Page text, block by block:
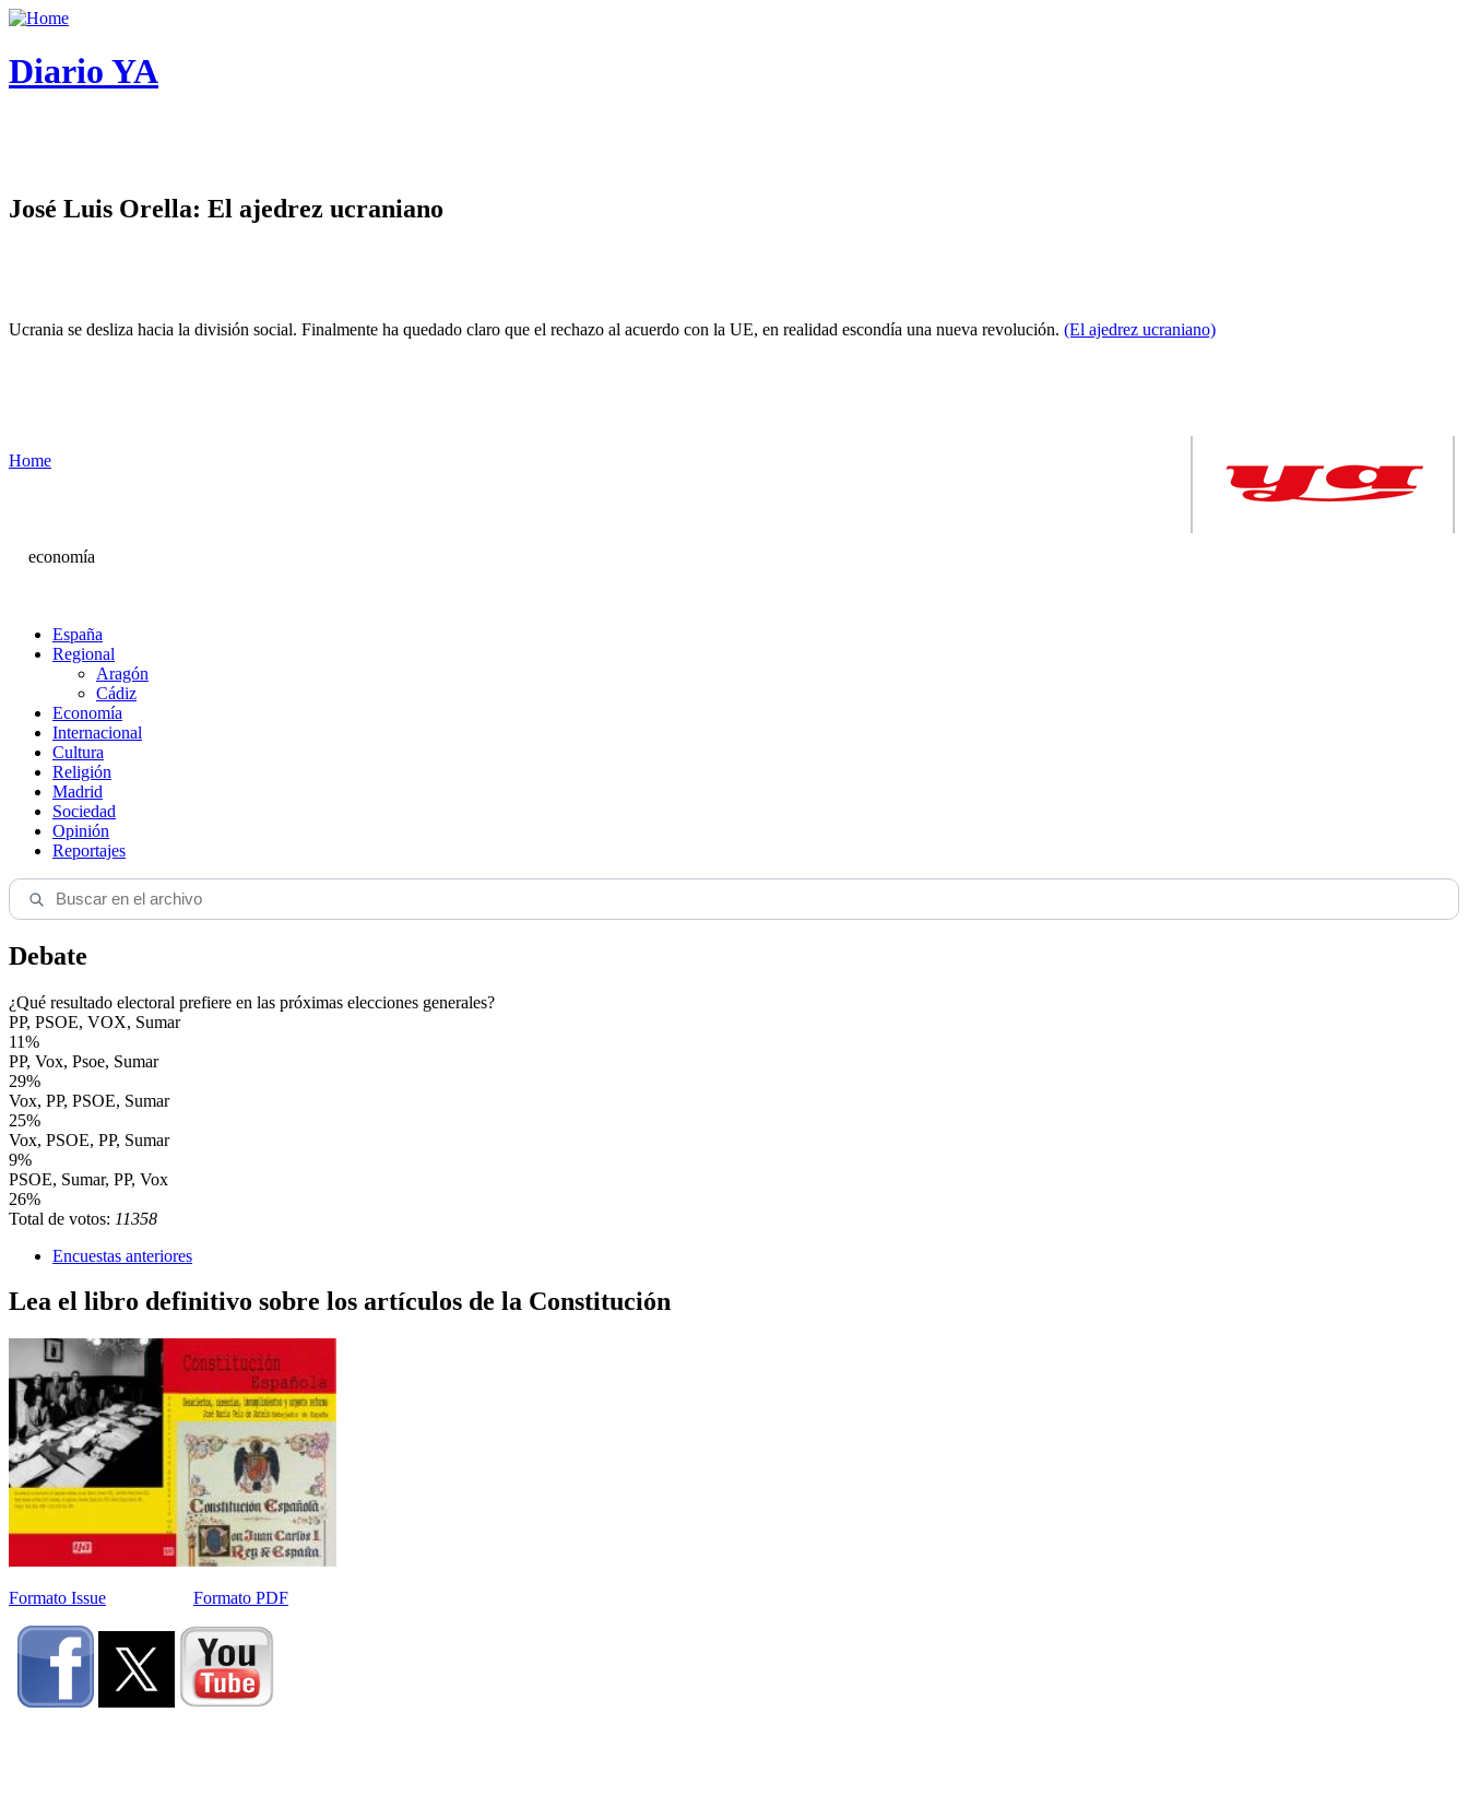
Diario YA
José Luis Orella: El ajedrez ucraniano
Ucrania se desliza hacia la división social. Finalmente ha quedado claro que el rechazo al acuerdo con la UE, en realidad escondía una nueva revolución. (El ajedrez ucraniano)
Home
economía
España
Regional
Aragón
Cádiz
Economía
Internacional
Cultura
Religión
Madrid
Sociedad
Opinión
Reportajes
Debate
¿Qué resultado electoral prefiere en las próximas elecciones generales?
PP, PSOE, VOX, Sumar
11%
PP, Vox, Psoe, Sumar
29%
Vox, PP, PSOE, Sumar
25%
Vox, PSOE, PP, Sumar
9%
PSOE, Sumar, PP, Vox
26%
Total de votos: 11358
Encuestas anteriores
Lea el libro definitivo sobre los artículos de la Constitución
Formato Issue Formato PDF